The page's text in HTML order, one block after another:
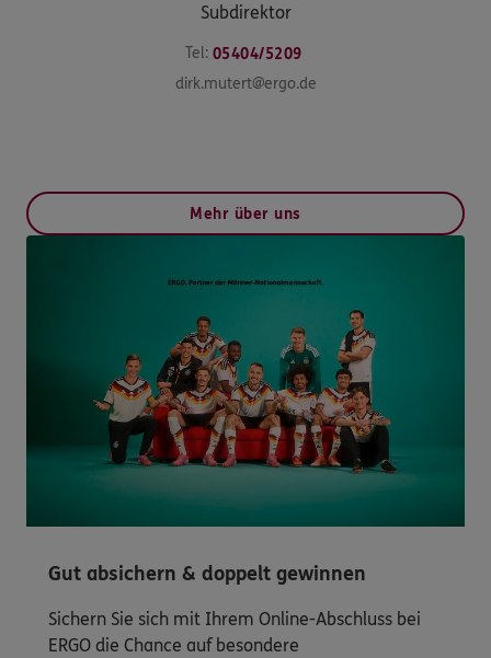
Subdirektor
Tel: 05404/5209
dirk.mutert@ergo.de
Mehr über uns
Gut absichern & doppelt gewinnen
Sichern Sie sich mit Ihrem Online-Abschluss bei
ERGO die Chance auf besondere